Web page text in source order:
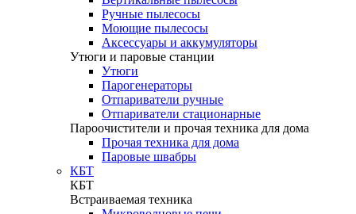
Ручные пылесосы
Моющие пылесосы
Аксессуары и аккумуляторы
Утюги и паровые станции
Утюги
Парогенераторы
Отпариватели ручные
Отпариватели стационарные
Пароочистители и прочая техника для дома
Прочая техника для дома
Паровые швабры
КБТ
КБТ
Встраиваемая техника